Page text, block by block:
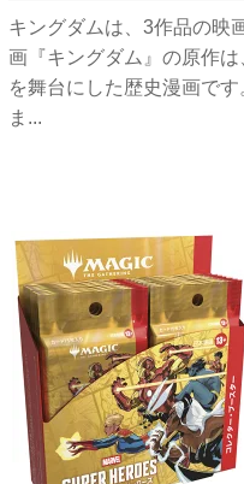
キングダムは、3作品の映
画『キングダム』の原作
を舞台にした歴史漫画で
ま...